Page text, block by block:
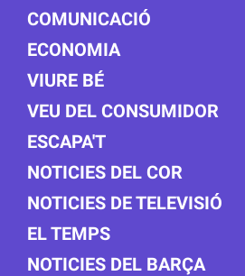
COMUNICACIÓ
ECONOMIA
VIURE BÉ
VEU DEL CONSUMIDOR
ESCAPA'T
NOTICIES DEL COR
NOTICIES DE TELEVISIÓ
EL TEMPS
NOTICIES DEL BARÇA